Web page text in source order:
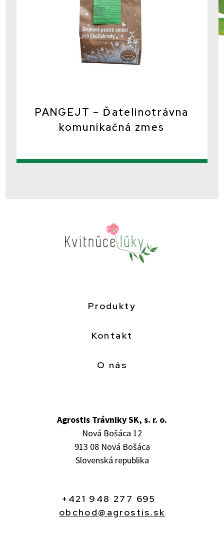
PANGEJT – Ďatelinotrávna
komunikačná zmes
Produkty
Kontakt
O nás
Agrostis Trávniky SK, s. r. o.
Nová Bošáca 12
913 08 Nová Bošáca
Slovenská republika
+421 948 277 695
obchod@agrostis.sk